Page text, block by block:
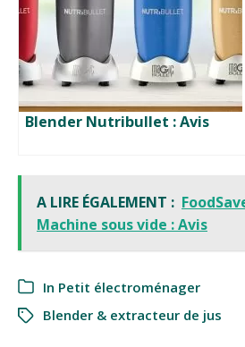
Blender Nutribullet : Avis
A LIRE ÉGALEMENT :
Machine sous vide : Avis
In Petit électroménager
Blender & extracteur de jus